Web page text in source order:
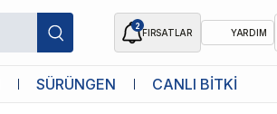
2
FIRSATLAR YARDIM
SÜRÜNGEN CANLI BİTKİ